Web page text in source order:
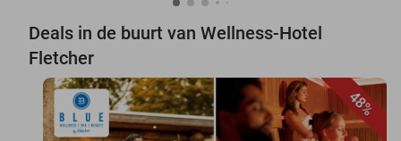
Deals in de buurt van Wellness-Hotel
Fletcher
48%